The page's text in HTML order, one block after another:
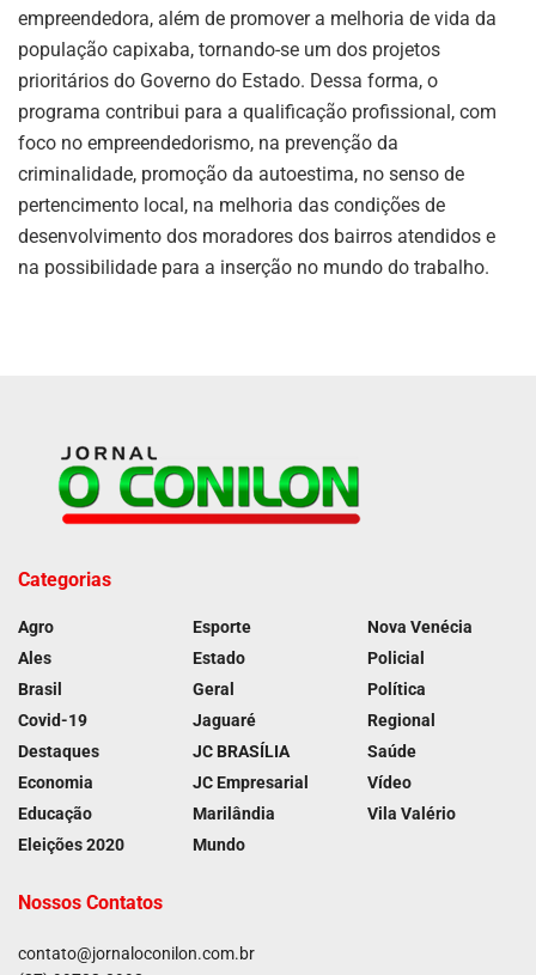
empreendedora, além de promover a melhoria de vida da
população capixaba, tornando-se um dos projetos
prioritários do Governo do Estado. Dessa forma, o
programa contribui para a qualificação profissional, com
foco no empreendedorismo, na prevenção da
criminalidade, promoção da autoestima, no senso de
pertencimento local, na melhoria das condições de
desenvolvimento dos moradores dos bairros atendidos e
na possibilidade para a inserção no mundo do trabalho.
Categorias
Agro
Ales
Brasil
Covid-19
Destaques
Economia
Educação
Eleições 2020
Esporte
Estado
Geral
Jaguaré
JC BRASÍLIA
JC Empresarial
Marilândia
Mundo
Nova Venécia
Policial
Política
Regional
Saúde
Vídeo
Vila Valério
Nossos Contatos
contato@jornaloconilon.com.br